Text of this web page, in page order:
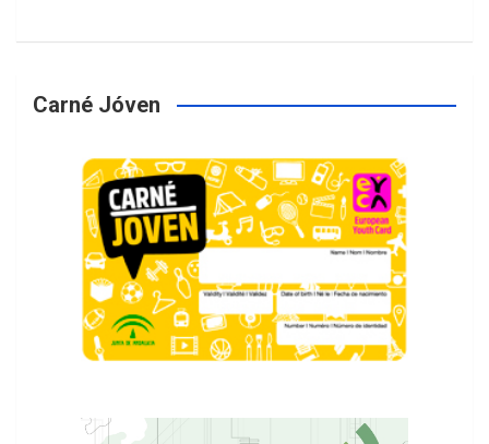
Carné Jóven